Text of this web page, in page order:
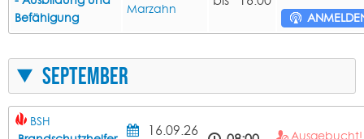
Befähigung
Marzahn
September
BSH
16.09.26